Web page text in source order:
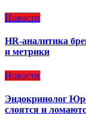
Новости
HR-аналитика
и метрики
Новости
Эндокринолог
слоятся и